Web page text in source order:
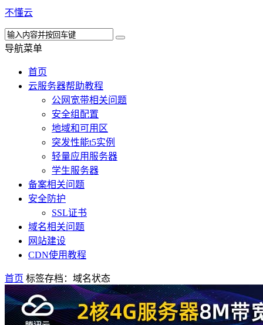
不懂云
导航菜单
首页
云服务器帮助教程
公网宽带相关问题
安全组配置
地域和可用区
突发性能t5实例
轻量应用服务器
学生服务器
备案相关问题
安全防护
SSL证书
域名相关问题
网站建设
CDN使用教程
首页 标签存档：域名状态